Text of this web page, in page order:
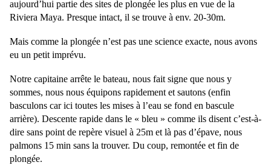
aujourd’hui partie des sites de plongée les plus en vue de la
Riviera Maya. Presque intact, il se trouve à env. 20-30m.
Mais comme la plongée n’est pas une science exacte, nous avons
eu un petit imprévu.
Notre capitaine arrête le bateau, nous fait signe que nous y
sommes, nous nous équipons rapidement et sautons (enfin
basculons car ici toutes les mises à l’eau se fond en bascule
arrière). Descente rapide dans le « bleu » comme ils disent c’est-à-
dire sans point de repère visuel à 25m et là pas d’épave, nous
palmons 15 min sans la trouver. Du coup, remontée et fin de
plongée.